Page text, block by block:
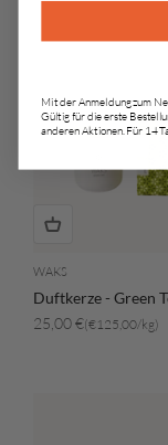
WAKS
Duftkerze - Green
Angebot
25,00 €(€125,00/kg)
Mit der Anmeldung zum
Gültig für die erste
anderen Aktionen. Für 14